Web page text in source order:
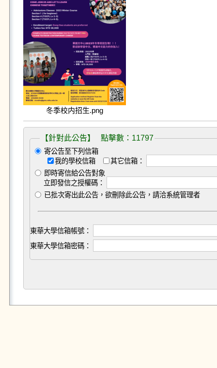
冬季校内招生.png
【針對此公告】 點擊數：11797
寄公告至下列信箱
我的學校信箱
其它信箱：
即時寄信給公告對象
立即發信之授權碼：
已批次寄出此公告，欲刪除此公告，請洽系統管理者
東華大學信箱帳號：
東華大學信箱密碼：